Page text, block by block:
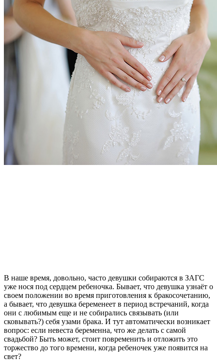
В наше время, довольно, часто девушки собираются в ЗАГС
уже нося под сердцем ребеночка. Бывает, что девушка узнаёт о
своем положении во время приготовления к бракосочетанию,
а бывает, что девушка беременеет в период встречаний, когда
они с любимым еще и не собирались связывать (или
сковывать?) себя узами брака. И тут автоматически возникает
вопрос: если невеста беременна, что же делать с самой
свадьбой? Быть может, стоит повременить и отложить это
торжество до того времени, когда ребеночек уже появится на
свет?